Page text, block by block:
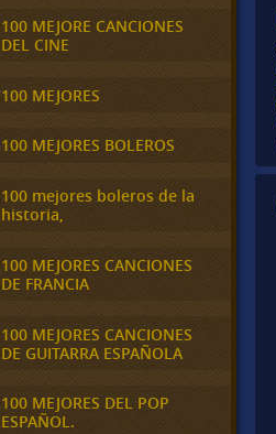
100 MEJORE CANCIONES
DEL CINE
100 MEJORES
100 MEJORES BOLEROS
100 mejores boleros de la
historia,
100 MEJORES CANCIONES
DE FRANCIA
100 MEJORES CANCIONES
DE GUITARRA ESPAÑOLA
100 MEJORES DEL POP
ESPAÑOL.